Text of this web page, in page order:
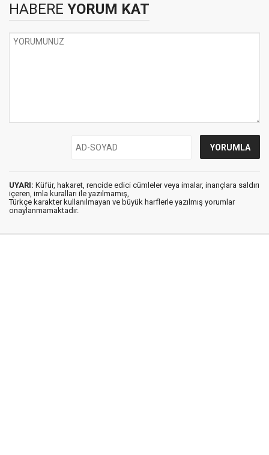
HABERE YORUM KAT
UYARI: Küfür, hakaret, rencide edici cümleler veya imalar, inançlara saldırı
içeren, imla kuralları ile yazılmamış,
Türkçe karakter kullanılmayan ve büyük harflerle yazılmış yorumlar
onaylanmamaktadır.